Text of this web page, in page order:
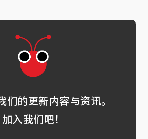
们的更新内容与资讯。
加入我们吧！